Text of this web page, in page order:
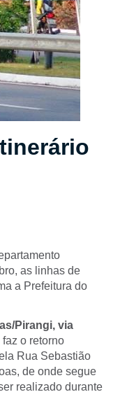
as linhas de
a Prefeitura do
Pirangi, via
o retorno
Rua Sebastião
de onde segue
realizado durante